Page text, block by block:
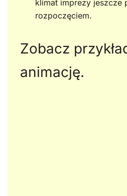
klimat imprezy jeszcze
rozpoczęciem.
Zobacz
animację.